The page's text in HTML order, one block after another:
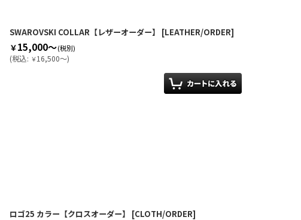
SWAROVSKI COLLAR【レザーオーダー】 [LEATHER/ORDER]
￥15,000～(税別)
(税込: ￥16,500～)
ロゴ25 カラー【クロスオーダー】 [CLOTH/ORDER]